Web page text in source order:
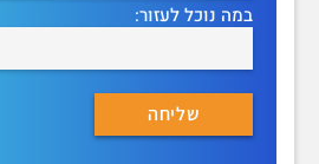
במה נוכל לעזור: